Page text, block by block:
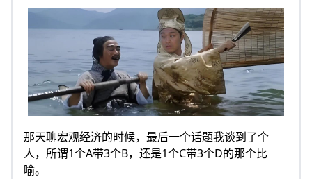
那天聊宏观经济的时候，最后一个话题我谈到了个
人，所谓1个A带3个B，还是1个C带3个D的那个比
喻。